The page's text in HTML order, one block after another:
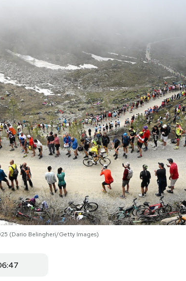
(Dario Belingheri/Getty Images)